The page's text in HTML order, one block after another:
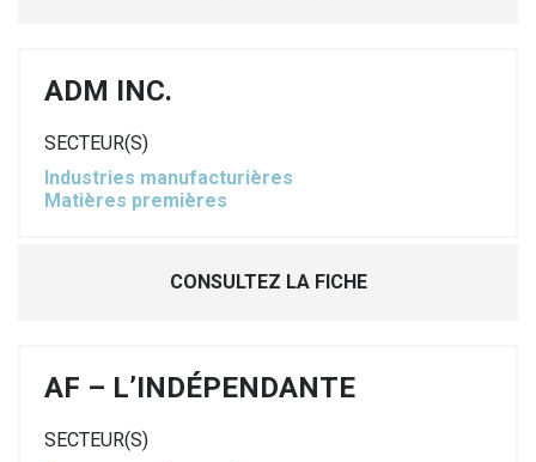
ADM INC.
SECTEUR(S)
Industries manufacturières
Matières premières
CONSULTEZ LA FICHE
AF – L’INDÉPENDANTE
SECTEUR(S)